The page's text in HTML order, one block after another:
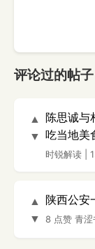
评论过的帖子
▲
▼
陈思诚与
吃当地美
时锐解读
▲
▼
陕西公安
8 点赞 青